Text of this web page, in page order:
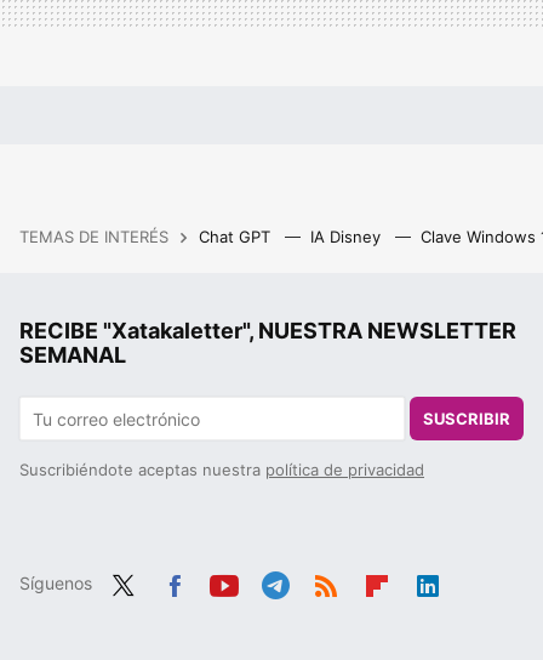
TEMAS DE INTERÉS Chat GPT IA Disney Clave Windows
RECIBE "Xatakaletter", NUESTRA NEWSLETTER
SEMANAL
SUSCRIBIR
Suscribiéndote aceptas nuestra política de privacidad
Síguenos